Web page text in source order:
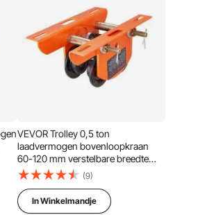
VEVOR Trolley 0,5 ton
laadvermogen bovenloopkraan
60-120 mm verstelbare breedte
kraan 268 x 227 x 108 mm
duwwagen ontwerp met dubbele
wielen handtrolley voor I- en H-
balken bovenloopkraan laadkraan
(9)
In Winkelmandje